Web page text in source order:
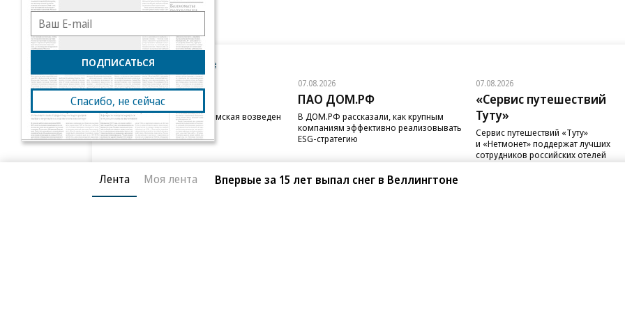
Новости компаний Все
07.08.2026
STONE
Бизнес-центр STONE Римская возведен
в полную высоту
07.08.2026
ПАО ДОМ.РФ
В ДОМ.РФ рассказали, как крупным
компаниям эффективно реализовывать
ESG-стратегию
07.08.2026
«Сервис путешествий
Туту»
Сервис путешествий «Туту»
и «Нетмонет» поддержат лучших
сотрудников российских отелей
Лента Моя лента Впервые за 15 лет выпал снег в Веллингтоне
ПОДПИСАТЬСЯ
Спасибо, не сейчас